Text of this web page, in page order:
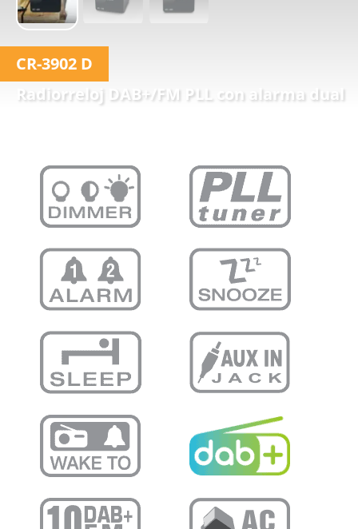
CR-3902 D
Radiorreloj DAB+/FM PLL con alarma dual